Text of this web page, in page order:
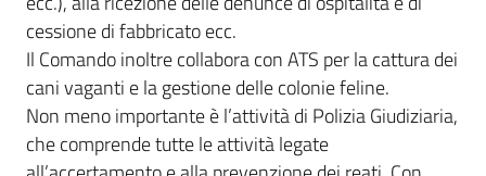
cessione di fabbricato ecc.
Il Comando inoltre collabora con ATS per la cattura dei
cani vaganti e la gestione delle colonie feline.
Non meno importante è l’attività di Polizia Giudiziaria,
che comprende tutte le attività legate